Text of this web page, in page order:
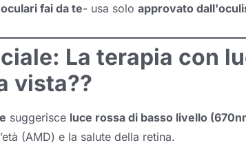
fai da te- usa solo approvato
La terapia con
vista??
suggerisce luce rossa di basso livello
(AMD) e la salute della retina.